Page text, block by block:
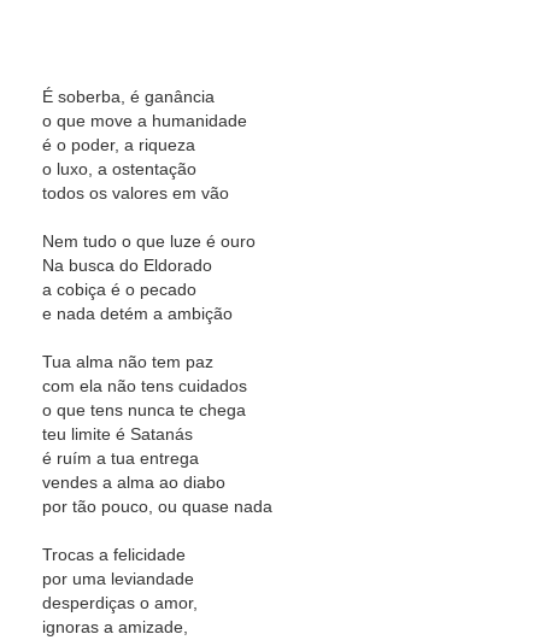
É soberba, é ganância
o que move a humanidade
é o poder, a riqueza
o luxo, a ostentação
todos os valores em vão
Nem tudo o que luze é ouro
Na busca do Eldorado
a cobiça é o pecado
e nada detém a ambição
Tua alma não tem paz
com ela não tens cuidados
o que tens nunca te chega
teu limite é Satanás
é ruím a tua entrega
vendes a alma ao diabo
por tão pouco, ou quase nada
Trocas a felicidade
por uma leviandade
desperdiças o amor,
ignoras a amizade,